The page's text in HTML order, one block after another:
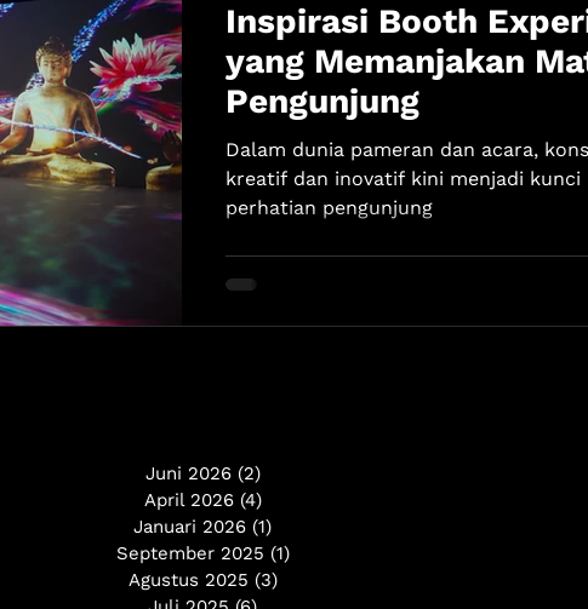
Inspirasi Booth
yang Memanjakan
Pengunjung
Dalam dunia pameran dan acara,
kreatif dan inovatif kini menjadi
perhatian pengunjung
Juni 2026 (2)2 postingan
April 2026 (4)4 postingan
Januari 2026 (1)
September 2025 (1)1 postingan
Agustus 2025 (3)3 postingan